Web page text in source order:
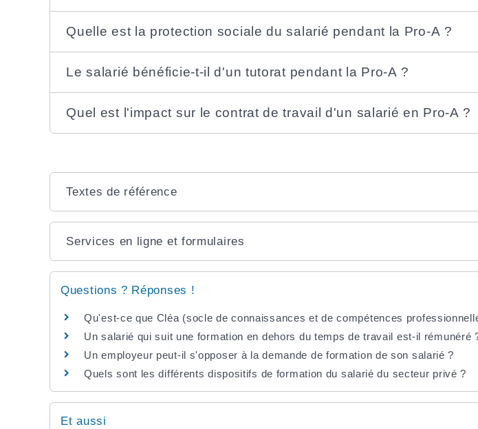
Quelle est la protection sociale du salarié pendant la Pro-A ?
Le salarié bénéficie-t-il d'un tutorat pendant la Pro-A ?
Quel est l'impact sur le contrat de travail d'un salarié en Pro-A ?
Textes de référence
Services en ligne et formulaires
Questions ? Réponses !
Qu'est-ce que Cléa (socle de connaissances et de compétences
Un salarié qui suit une formation en dehors du temps de travail est-il rémunéré
Un employeur peut-il s'opposer à la demande de formation de son salarié ?
Quels sont les différents dispositifs de formation du salarié du secteur privé ?
Et aussi